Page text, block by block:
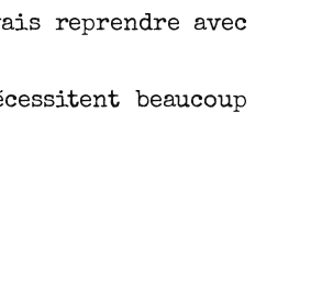
reprendre avec
beaucoup